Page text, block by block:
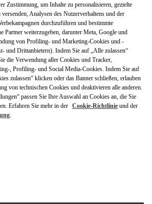
Link Opens in New Tab
Zustimmung, um Inhalte zu personalisieren, gezielte
Analysen des Nutzerverhaltens und der
durchzuführen und bestimmte
Partner weiterzugeben, darunter Meta, Google und
von Profiling- und Marketing-Cookies und -
und Drittanbietern). Indem Sie auf „Alle zulassen“
die Verwendung aller Cookies und Tracker,
, Profiling- und Social Media-Cookies. Indem Sie auf
zulassen“ klicken oder das Banner schließen, erlauben
von technischen Cookies und deaktivieren alle anderen.
passen Sie Ihre Auswahl an Cookies an, die Sie
Erfahren Sie mehr in der Cookie-Richtlinie und der
.